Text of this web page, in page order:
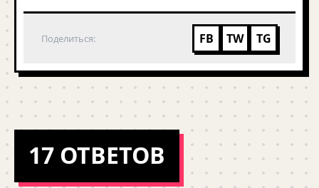
Поделиться: FB TW TG
17 ОТВЕТОВ